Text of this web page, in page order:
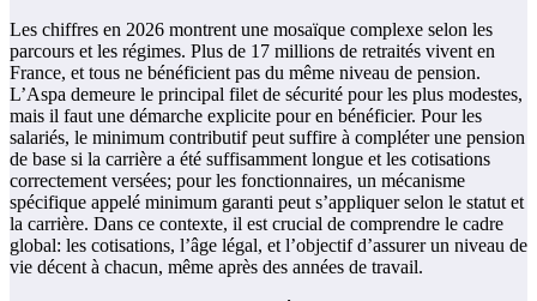
Les chiffres en 2026 montrent une mosaïque complexe selon les
parcours et les régimes. Plus de 17 millions de retraités vivent en
France, et tous ne bénéficient pas du même niveau de pension.
L’Aspa demeure le principal filet de sécurité pour les plus modestes,
mais il faut une démarche explicite pour en bénéficier. Pour les
salariés, le minimum contributif peut suffire à compléter une pension
de base si la carrière a été suffisamment longue et les cotisations
correctement versées; pour les fonctionnaires, un mécanisme
spécifique appelé minimum garanti peut s’appliquer selon le statut et
la carrière. Dans ce contexte, il est crucial de comprendre le cadre
global: les cotisations, l’âge légal, et l’objectif d’assurer un niveau de
vie décent à chacun, même après des années de travail.